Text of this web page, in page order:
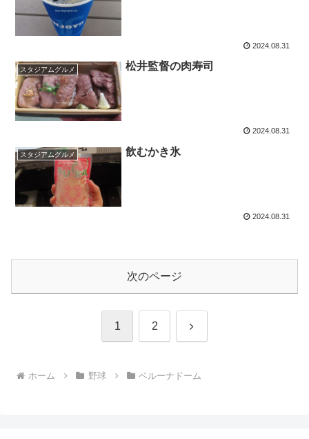
2024.08.31
スタジアムグルメ 松井監督の肉寿司
2024.08.31
スタジアムグルメ 飲むかき氷
2024.08.31
次のページ
1 2 次
ホーム 野球 ベルーナドーム